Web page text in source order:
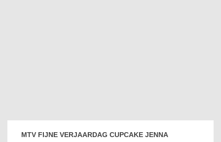
MTV FIJNE VERJAARDAG CUPCAKE JENNA